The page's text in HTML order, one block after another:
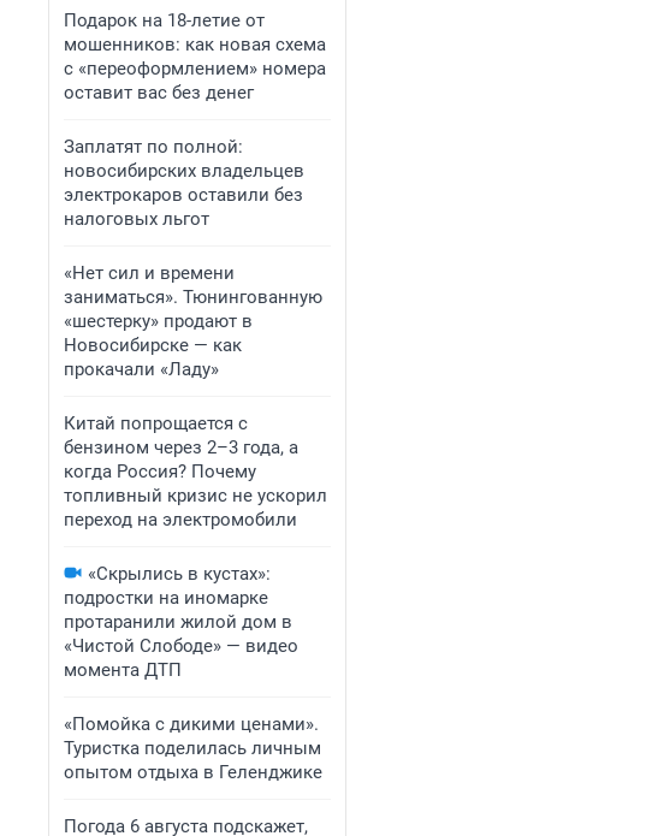
Подарок на 18-летие от
мошенников: как новая схема
с «переоформлением» номера
оставит вас без денег
Заплатят по полной:
новосибирских владельцев
электрокаров оставили без
налоговых льгот
«Нет сил и времени
заниматься». Тюнингованную
«шестерку» продают в
Новосибирске — как
прокачали «Ладу»
Китай попрощается с
бензином через 2–3 года, а
когда Россия? Почему
топливный кризис не ускорил
переход на электромобили
«Скрылись в кустах»:
подростки на иномарке
протаранили жилой дом в
«Чистой Слободе» — видео
момента ДТП
«Помойка с дикими ценами».
Туристка поделилась личным
опытом отдыха в Геленджике
Погода 6 августа подскажет,